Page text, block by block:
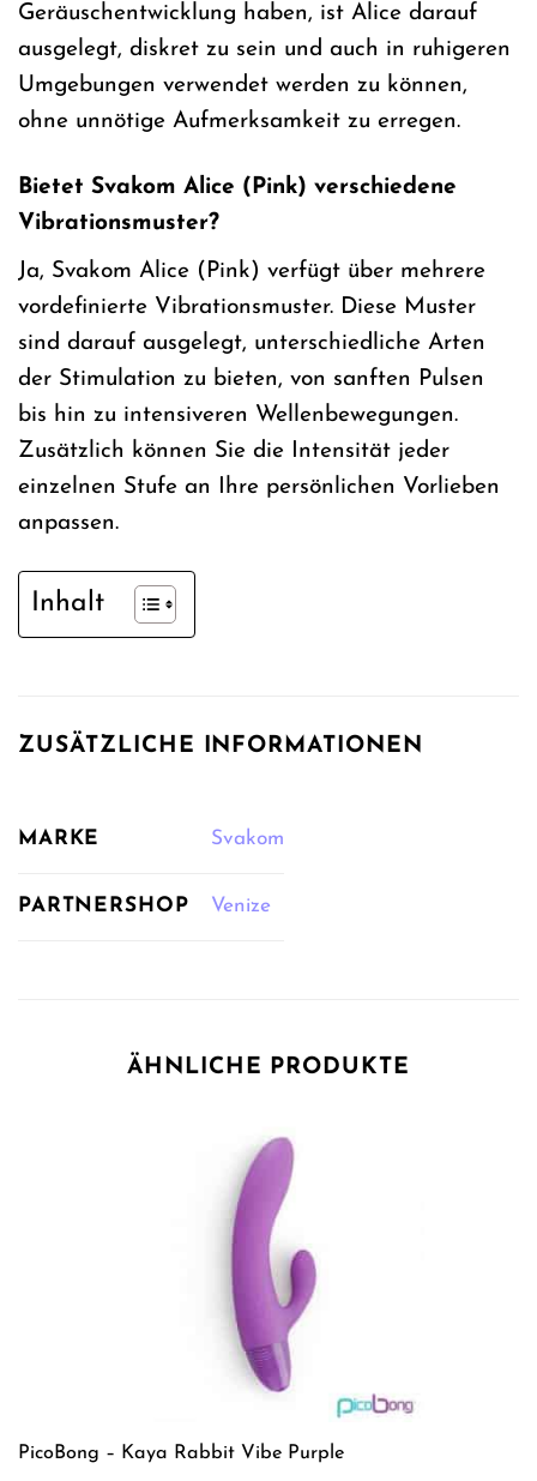
Geräuschentwicklung haben, ist Alice darauf
ausgelegt, diskret zu sein und auch in ruhigeren
Umgebungen verwendet werden zu können,
ohne unnötige Aufmerksamkeit zu erregen.
Bietet Svakom Alice (Pink) verschiedene
Vibrationsmuster?
Ja, Svakom Alice (Pink) verfügt über mehrere
vordefinierte Vibrationsmuster. Diese Muster
sind darauf ausgelegt, unterschiedliche Arten
der Stimulation zu bieten, von sanften Pulsen
bis hin zu intensiveren Wellenbewegungen.
Zusätzlich können Sie die Intensität jeder
einzelnen Stufe an Ihre persönlichen Vorlieben
anpassen.
Inhalt
ZUSÄTZLICHE INFORMATIONEN
MARKE Svakom
PARTNERSHOP Venize
ÄHNLICHE PRODUKTE
PicoBong – Kaya Rabbit Vibe Purple